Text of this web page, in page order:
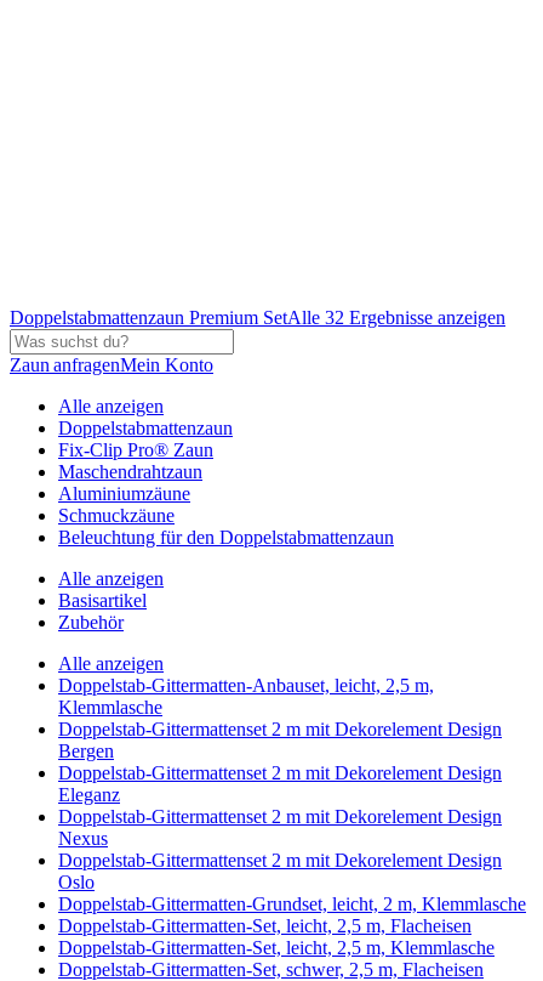
Doppelstabmattenzaun Premium SetAlle 32 Ergebnisse anzeigen
Zaun anfragenMein Konto
Alle anzeigen
Doppelstabmattenzaun
Fix-Clip Pro® Zaun
Maschendrahtzaun
Aluminiumzäune
Schmuckzäune
Beleuchtung für den Doppelstabmattenzaun
Alle anzeigen
Basisartikel
Zubehör
Alle anzeigen
Doppelstab-Gittermatten-Anbauset, leicht, 2,5 m,
Klemmlasche
Doppelstab-Gittermattenset 2 m mit Dekorelement Design
Bergen
Doppelstab-Gittermattenset 2 m mit Dekorelement Design
Eleganz
Doppelstab-Gittermattenset 2 m mit Dekorelement Design
Nexus
Doppelstab-Gittermattenset 2 m mit Dekorelement Design
Oslo
Doppelstab-Gittermatten-Grundset, leicht, 2 m, Klemmlasche
Doppelstab-Gittermatten-Set, leicht, 2,5 m, Flacheisen
Doppelstab-Gittermatten-Set, leicht, 2,5 m, Klemmlasche
Doppelstab-Gittermatten-Set, schwer, 2,5 m, Flacheisen